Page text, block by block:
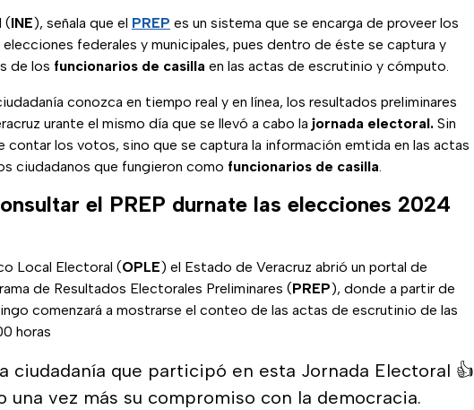
(INE), señala que el PREP es un sistema que se encarga de proveer los
federales y municipales, pues dentro de éste se captura y
de los funcionarios de casilla en las actas de escrutinio y cómputo.
conozca en tiempo real y en línea, los resultados preliminares
urante el mismo día que se llevó a cabo la jornada electoral. Sin
contar los votos, sino que se captura la información emtida en las actas
ciudadanos que fungieron como funcionarios de casilla.
el PREP durnate las elecciones 2024
Local Electoral (OPLE) el Estado de Veracruz abrió un portal de
de Resultados Electorales Preliminares (PREP), donde a partir de
comenzará a mostrarse el conteo de las actas de escrutinio de las
horas
ciudadanía que participó en esta Jornada Electoral 👍
vez más su compromiso con la democracia.